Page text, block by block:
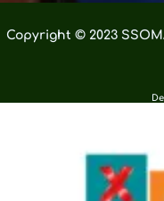
Copyright © 2023